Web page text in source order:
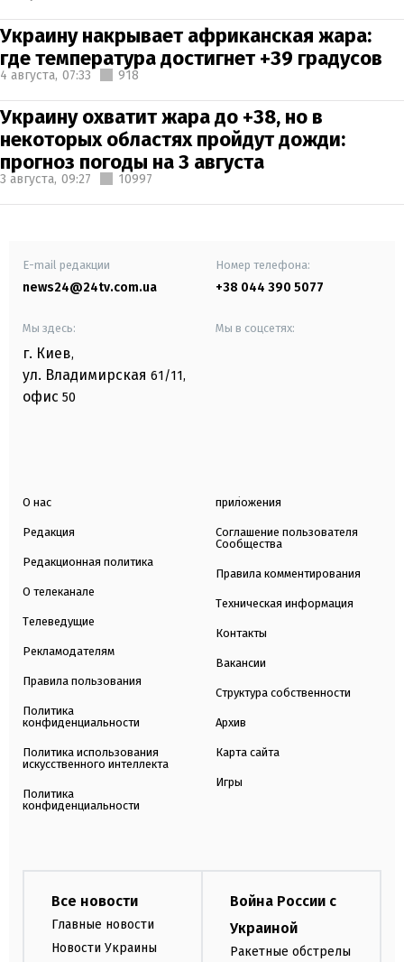
Украину накрывает африканская жара:
где температура достигнет +39 градусов
4 августа, 07:33 918
Украину охватит жара до +38, но в
некоторых областях пройдут дожди:
прогноз погоды на 3 августа
3 августа, 09:27 10997
E-mail редакции
news24@24tv.com.ua
Номер телефона:
+38 044 390 5077
Мы здесь:
г. Киев,
ул. Владимирская 61/11,
офис 50
Мы в соцсетях:
О нас
Редакция
Редакционная политика
О телеканале
Телеведущие
Рекламодателям
Правила пользования
Политика
конфиденциальности
Политика использования
искусственного интеллекта
Политика
конфиденциальности
приложения
Соглашение пользователя
Сообщества
Правила комментирования
Техническая информация
Контакты
Вакансии
Структура собственности
Архив
Карта сайта
Игры
Все новости
Главные новости
Новости Украины
Война России с
Украиной
Ракетные обстрелы